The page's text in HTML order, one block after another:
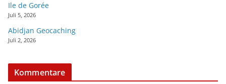
Ile de Gorée
Juli 5, 2026
Abidjan Geocaching
Juli 2, 2026
Kommentare